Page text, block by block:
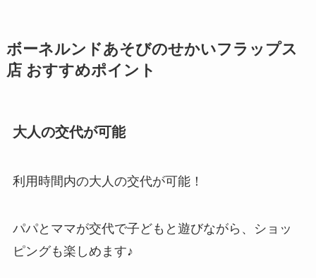
ボーネルンドあそびのせかいフラップス
店 おすすめポイント
大人の交代が可能
利用時間内の大人の交代が可能！
パパとママが交代で子どもと遊びながら、ショッ
ピングも楽しめます♪